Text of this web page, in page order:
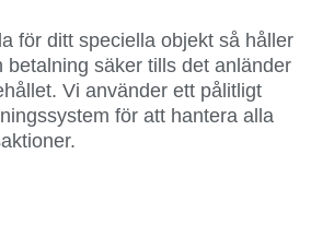
för ditt speciella objekt så håller
betalning säker tills det anländer
Vi använder ett pålitligt
för att hantera alla